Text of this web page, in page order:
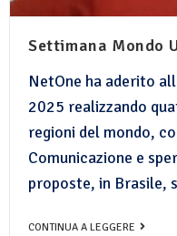
Settimana Mondo
NetOne ha aderito
2025 realizzando
regioni del mondo,
Comunicazione e
proposte, in Brasile,
CONTINUA A LEGGERE